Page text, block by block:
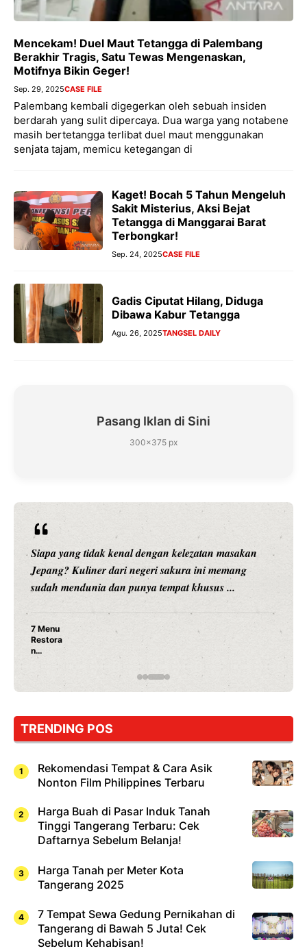
Mencekam! Duel Maut Tetangga di Palembang
Berakhir Tragis, Satu Tewas Mengenaskan,
Motifnya Bikin Geger!
Sep. 29, 2025CASE FILE
Palembang kembali digegerkan oleh sebuah insiden
berdarah yang sulit dipercaya. Dua warga yang notabene
masih bertetangga terlibat duel maut menggunakan
senjata tajam, memicu ketegangan di
Kaget! Bocah 5 Tahun Mengeluh
Sakit Misterius, Aksi Bejat
Tetangga di Manggarai Barat
Terbongkar!
Sep. 24, 2025CASE FILE
Gadis Ciputat Hilang, Diduga
Dibawa Kabur Tetangga
Agu. 26, 2025TANGSEL DAILY
Pasang Iklan di Sini
300×375 px
Siapa yang tidak kenal dengan kelezatan masakan
Jepang? Kuliner dari negeri sakura ini memang
sudah mendunia dan punya tempat khusus ...
7 Menu
Restora
n
Jepang
Dicoba,
Cuma
Sushi!
TRENDING POS
Rekomendasi Tempat & Cara Asik
Nonton Film Philippines Terbaru
Harga Buah di Pasar Induk Tanah
Tinggi Tangerang Terbaru: Cek
Daftarnya Sebelum Belanja!
Harga Tanah per Meter Kota
Tangerang 2025
7 Tempat Sewa Gedung Pernikahan di
Tangerang di Bawah 5 Juta! Cek
Sebelum Kehabisan!